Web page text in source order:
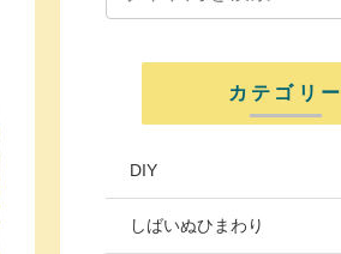
カテゴリー
DIY
しばいぬひまわり